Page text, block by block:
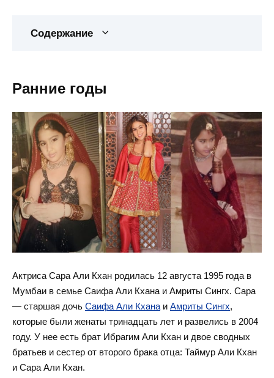
Содержание
Ранние годы
Актриса Сара Али Кхан родилась 12 августа 1995 года в
Мумбаи в семье Саифа Али Кхана и Амриты Сингх. Сара
— старшая дочь Саифа Али Кхана и Амриты Сингх,
которые были женаты тринадцать лет и развелись в 2004
году. У нее есть брат Ибрагим Али Кхан и двое сводных
братьев и сестер от второго брака отца: Таймур Али Кхан
и Сара Али Кхан.